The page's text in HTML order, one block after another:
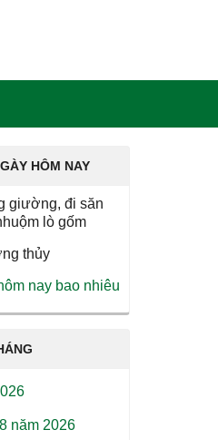
HÔM NAY
giường, đi săn
lò gốm
thủy
nay bao nhiêu
năm 2026